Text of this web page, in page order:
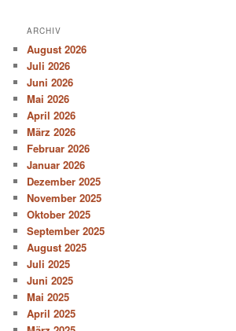
ARCHIV
August 2026
Juli 2026
Juni 2026
Mai 2026
April 2026
März 2026
Februar 2026
Januar 2026
Dezember 2025
November 2025
Oktober 2025
September 2025
August 2025
Juli 2025
Juni 2025
Mai 2025
April 2025